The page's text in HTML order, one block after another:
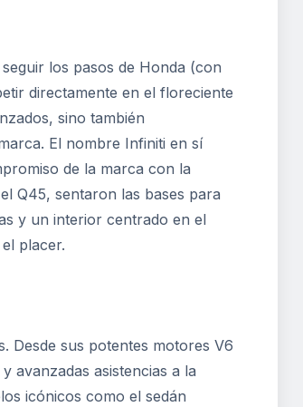
los pasos de Honda (con
directamente en el floreciente
sino también
El nombre Infiniti en sí
de la marca con la
Q45, sentaron las bases para
y un interior centrado en el
placer.
Desde sus potentes motores V6
avanzadas asistencias a la
icónicos como el sedán